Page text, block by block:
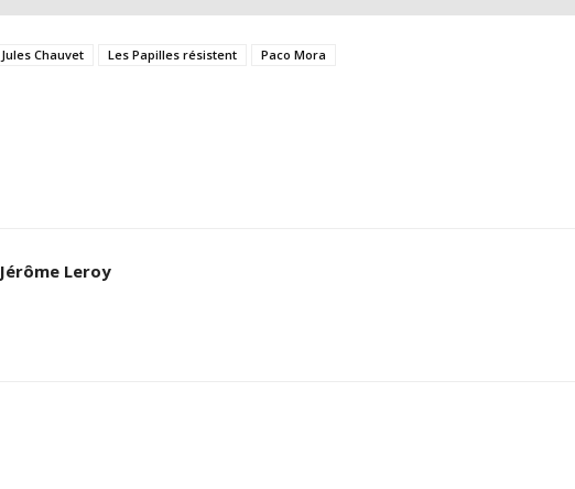
Jules Chauvet Les Papilles résistent Paco Mora
Jérôme Leroy